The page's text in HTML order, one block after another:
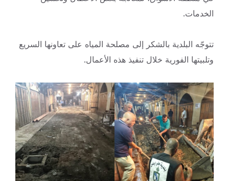
الخدمات.
تتوجّه البلدية بالشكر إلى مصلحة المياه على تعاونها السريع
وتلبيتها الفورية خلال تنفيذ هذه الأعمال.